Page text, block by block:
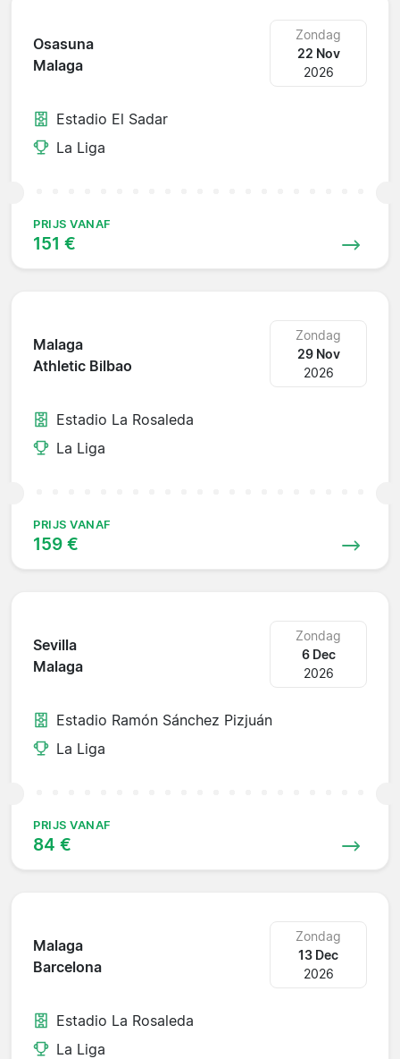
Osasuna
Malaga
Zondag
22 Nov
2026
Estadio El Sadar
La Liga
PRIJS VANAF
151 €
Malaga
Athletic Bilbao
Zondag
29 Nov
2026
Estadio La Rosaleda
La Liga
PRIJS VANAF
159 €
Sevilla
Malaga
Zondag
6 Dec
2026
Estadio Ramón Sánchez Pizjuán
La Liga
PRIJS VANAF
84 €
Malaga
Barcelona
Zondag
13 Dec
2026
Estadio La Rosaleda
La Liga